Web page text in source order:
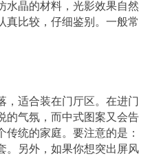
水晶的材料，光影效果自然
真比较，仔细鉴别。一般常
，适合装在门厅区。在进门
的气氛，而中式图案又会告
统的家庭。要注意的是：
。另外，如果你想突出屏风